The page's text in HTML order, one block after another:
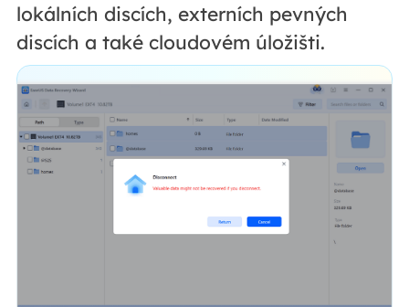
lokálních discích, externích pevných
discích a také cloudovém úložišti.